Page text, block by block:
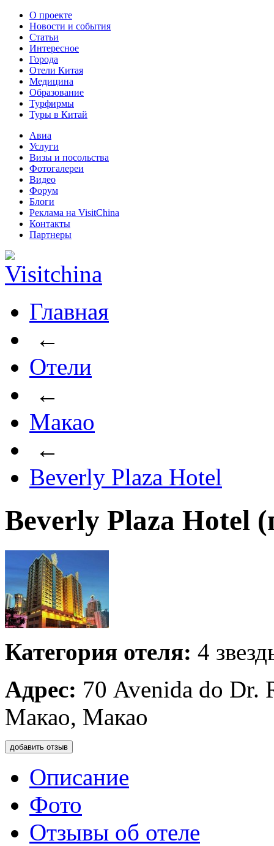
О проекте
Новости и события
Статьи
Интересное
Города
Отели Китая
Медицина
Образование
Турфирмы
Туры в Китай
Авиа
Услуги
Визы и посольства
Фотогалереи
Видео
Форум
Блоги
Реклама на VisitChina
Контакты
Партнеры
Главная
←
Отели
←
Макао
←
Beverly Plaza Hotel
Beverly Plaza Hotel
Категория отеля: 4
Адрес: 70 Avenida do Dr.
Макао, Макао
добавить отзыв
Описание
Фото
Отзывы об отеле